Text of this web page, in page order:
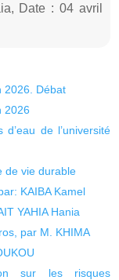
Date : 04 avril
2026. Débat
2026
de l’université
de vie durable
KAIBA Kamel
YAHIA Hania
par M. KHIMA
sur les risques